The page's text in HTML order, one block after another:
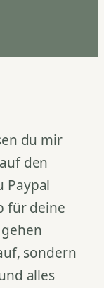
du mir
den
Paypal
für deine
sondern
alles